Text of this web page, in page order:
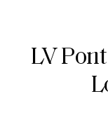
LV